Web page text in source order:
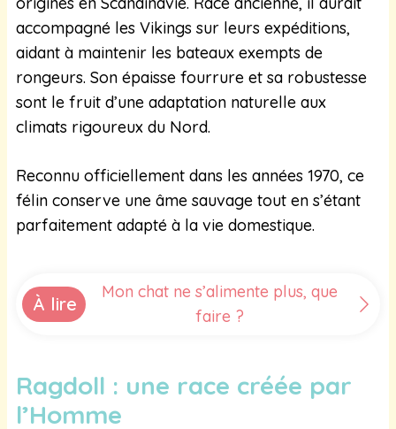
accompagné les Vikings sur leurs expéditions,
aidant à maintenir les bateaux exempts de
rongeurs. Son épaisse fourrure et sa robustesse
sont le fruit d’une adaptation naturelle aux
climats rigoureux du Nord.
Reconnu officiellement dans les années 1970, ce
félin conserve une âme sauvage tout en s’étant
parfaitement adapté à la vie domestique.
À lire
Mon chat ne s’alimente plus, que
faire ?
Ragdoll : une race créée par
l’Homme